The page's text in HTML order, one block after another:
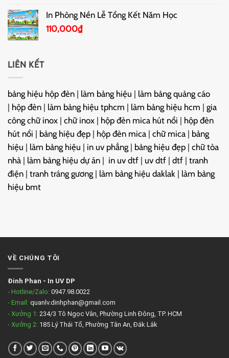
In Phông Nền Lễ Tổng Kết Năm Học
110,000₫
LIÊN KẾT
bảng hiệu hộp đèn | làm bảng hiệu | làm bảng quảng cáo
| hộp đèn | làm bảng hiệu tphcm | làm bảng hiệu hcm | gia
công chữ inox | chữ inox | hộp đèn mica hút nổi | hộp đèn
hút nổi | bảng hiệu đẹp | hộp đèn mica | chữ mica | bảng
hiệu | làm bảng hiệu | in uv phẳng | bảng hiệu đẹp | chữ tòa
nhà | làm bảng hiệu dự án | in uv dtf | uv dtf | dtf | tranh
điện | tranh tráng gương | làm bảng hiệu daklak | làm bảng
hiệu bmt
VỀ CHÚNG TÔI
Đinh Phan - In UV DP
- Hotline/Zalo: 0947.98.0022
- Email: quanlv.dinhphan@gmail.com
- Xưởng 1: 234/3 Tô Ngọc Vân, Phường Linh Đông, TP. HCM
- Xưởng 2: 185 Lý Thái Tổ, Phường Tân An, Đắk Lắk